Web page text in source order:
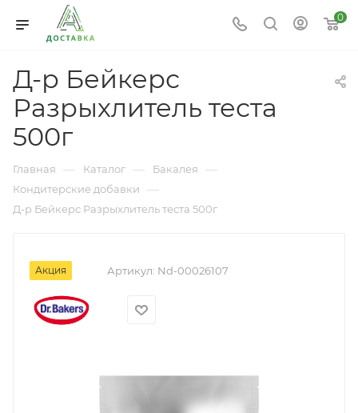
0
Д-р Бейкерс
Разрыхлитель теста
500г
Главная — Каталог — Бакалея —
Кондитерские добавки —
Д-р Бейкерс Разрыхлитель теста 500г
Акция Артикул: Nd-00026107